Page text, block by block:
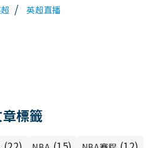
/ 英超直播
標籤